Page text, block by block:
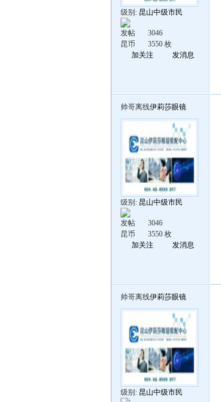
级别: 昆山中级市民
发帖
3046
昆币
3550 枚
加关注
发消息
帅哥离线伊莉莎眼镜
级别: 昆山中级市民
发帖
3046
昆币
3550 枚
加关注
发消息
帅哥离线伊莉莎眼镜
级别: 昆山中级市民